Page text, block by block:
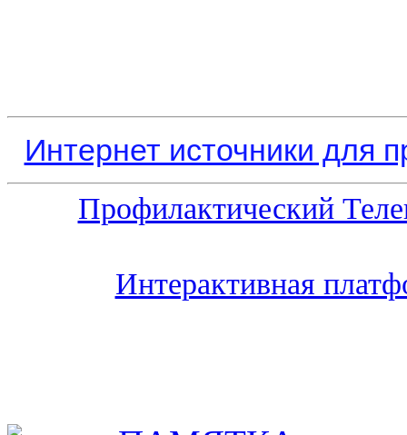
Интернет источники для
Профилактический
Интерактивная